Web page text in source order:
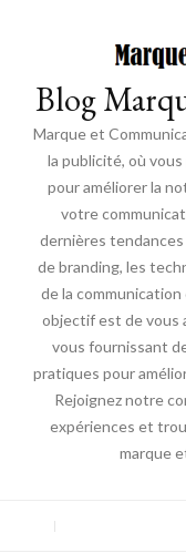
Blog
Marque et
la publicité, où
pour améliorer la
votre
dernières
de branding, les
de la
objectif est de vous
vous fournissant
pratiques pour
Rejoignez notre
expériences et
marque